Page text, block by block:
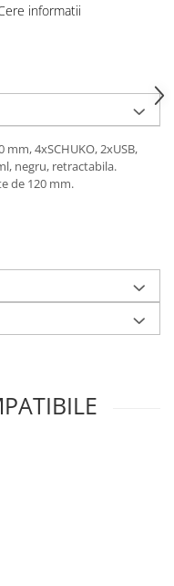
informatii
mm, 4xSCHUKO, 2xUSB,
negru, retractabila.
de 120 mm.